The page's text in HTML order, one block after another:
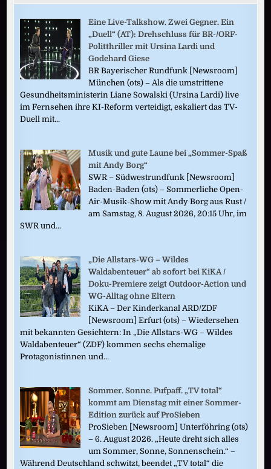
Eine Live-Talkshow. Zwei Gegner. Ein
„Duell“ (AT): Drehschluss für BR-/ORF-
Politthriller mit Ursina Lardi und
Godehard Giese
BR Bayerischer Rundfunk [Newsroom]
München (ots) – Als die umstrittene
Gesundheitsministerin Liane Sowalski (Ursina Lardi) live
im Fernsehen ihre KI-Reform verteidigt, eskaliert das TV-
Duell mit...
Musik und gute Laune bei „Sommer-Spaß
mit Andy Borg“
SWR – Südwestrundfunk [Newsroom]
Baden-Baden (ots) – Sommerliche Open-
Air-Musik-Show mit Andy Borg aus Rust /
am Samstag, 8. August 2026, 20:15 Uhr, im
SWR und...
„Die Allstars-WG – Wildes
Waldabenteuer“ ab sofort bei KiKA /
Doku-Premiere zeigt Outdoor-Action und
WG-Alltag ohne Eltern
KiKA – Der Kinderkanal ARD/ZDF
[Newsroom] Erfurt (ots) – Wiedersehen
mit bekannten Gesichtern: In „Die Allstars-WG – Wildes
Waldabenteuer“ (ZDF) kommen sechs ehemalige
Protagonistinnen und...
Sommer. Sonne. Pufpaff. „TV total“
kommt am Dienstag mit einer Sommer-
Edition zurück auf ProSieben
ProSieben [Newsroom] Unterföhring (ots)
– 6. August 2026. „Heute dreht sich alles
um Sommer, Sonne, Sonnenschein.“ –
Während Deutschland schwitzt, beendet „TV total“ die